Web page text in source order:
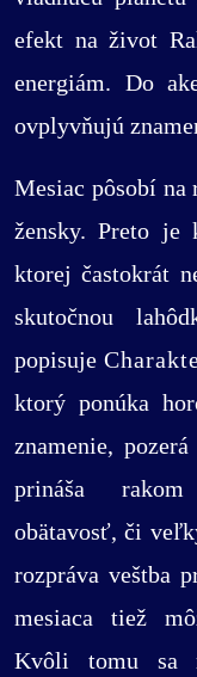
efekt na život
energiám. Do
ovplyvňujú
Mesiac pôsobí na
žensky. Preto je
ktorej častokrát
skutočnou
popisuje
ktorý ponúka
znamenie,
prináša rakom
obätavosť, či
rozpráva veštba
mesiaca tiež
Kvôli tomu sa